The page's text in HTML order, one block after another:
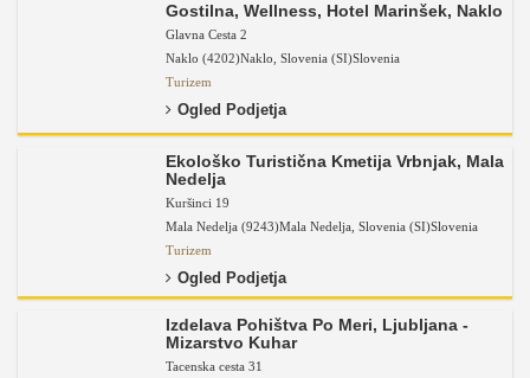
Gostilna, Wellness, Hotel Marinšek, Naklo
Glavna Cesta 2
Naklo (4202)Naklo Slovenia (SI)Slovenia
Turizem
Ogled Podjetja
Ekološko Turistična Kmetija Vrbnjak, Mala
Nedelja
Kuršinci 19
Mala Nedelja (9243)Mala Nedelja Slovenia (SI)Slovenia
Turizem
Ogled Podjetja
Izdelava Pohištva Po Meri, Ljubljana -
Mizarstvo Kuhar
Tacenska cesta 31